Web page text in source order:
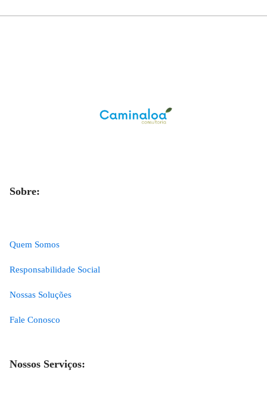
Sobre:
Quem Somos
Responsabilidade Social
Nossas Soluções
Fale Conosco
Nossos Serviços: